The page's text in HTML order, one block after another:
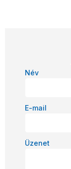
Név
E-mail
Üzenet